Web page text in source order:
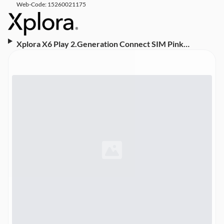
Web-Code: 15260021175
Xplora X6 Play 2.Generation Connect SIM Pink